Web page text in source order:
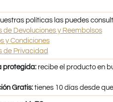
políticas las puedes
de Devoluciones y Reembolsos
y Condiciones
de Privacidad
protegida: recibe el producto en
Gratis:tienes 10 días desde